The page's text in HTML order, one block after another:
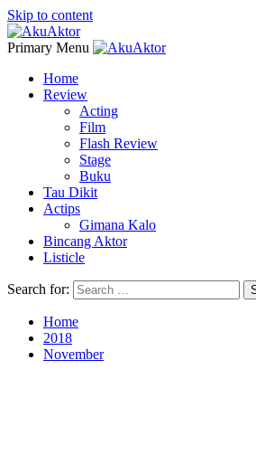
Skip to content
Primary Menu
Home
Review
Acting
Film
Flash Review
Stage
Buku
Tau Dikit
Actips
Gimana Kalo
Bincang Aktor
Listicle
Search for:
Home
2018
November